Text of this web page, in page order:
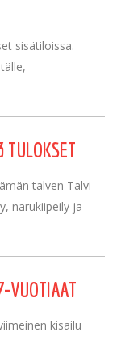
sisätiloissa.
TULOKSET
talven Talvi
narukiipeily ja
VUOTIAAT
kisailu